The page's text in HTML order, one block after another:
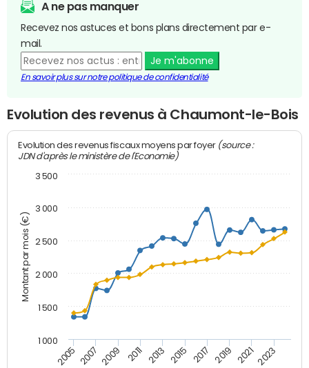
A ne pas manquer
Recevez nos astuces et bons plans directement par e-
mail.
Je m'abonne
En savoir plus sur notre politique de confidentialité
Evolution des revenus à Chaumont-le-Bois
Montant par mois (€)
Evolution des revenus fiscaux moyens par foyer (source :
JDN d'après le ministère de l'Economie)
2005 2007 2009 2011 2013 2015 2017 2019 2021 2023
1 000
1 500
2 000
2 500
3 000
3 500